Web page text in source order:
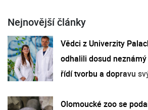
Nejnovější články
Vědci z Univerzity
odhalili dosud
řídí tvorbu a dopravu
Olomoucké zoo se